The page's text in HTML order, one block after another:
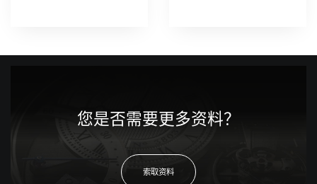
您是否需要更多资料？
索取资料